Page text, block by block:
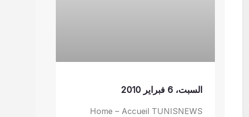
السبت، 6 فبراير 2010
Home – Accueil TUNISNEWS